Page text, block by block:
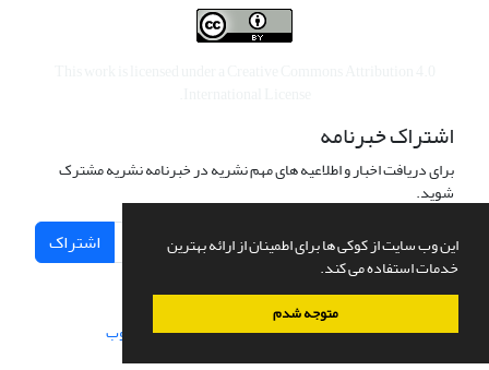
این وب سایت از کوکی ها برای اطمینان از ارائه بهترین
خدمات استفاده می کند.
متوجه شدم
اشتراک خبرنامه
برای دریافت اخبار و اطلاعیه های مهم نشریه در خبرنامه نشریه مشترک
شوید.
اشتراک
سامانه مدیریت نشریات علمی.طراحی و پیاده سازی از سیناوب